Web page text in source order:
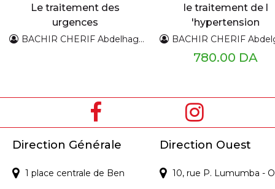
Le traitement des
urgences
hypertensives
BACHIR CHERIF Abdelhaghani
le traitement de l
'hypertension
artérielle
BACHIR CHERIF
780.00 DA
Direction Générale
1 place centrale de Ben
Direction Ouest
10, rue P. Lumumba -